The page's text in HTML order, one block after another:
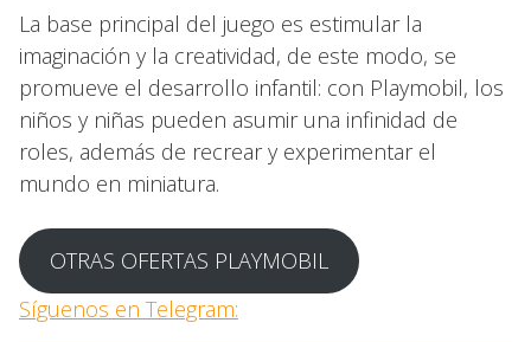
La base principal del juego es estimular la
imaginación y la creatividad, de este modo, se
promueve el desarrollo infantil: con Playmobil, los
niños y niñas pueden asumir una infinidad de
roles, además de recrear y experimentar el
mundo en miniatura.
OTRAS OFERTAS PLAYMOBIL
Síguenos en Telegram: